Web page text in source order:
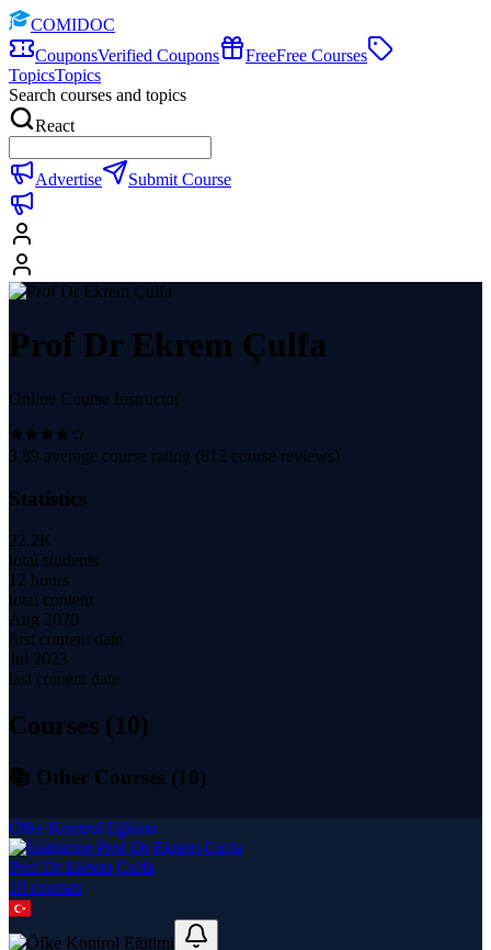
COMIDOC
CouponsVerified Coupons FreeFree Courses
TopicsTopics
Search courses and topics
React
Advertise Submit Course
Prof Dr Ekrem Çulfa
Online Course Instructor
3.89 average course rating (812 course reviews)
Statistics
22.2K
total students
12 hours
total content
Aug 2020
first content date
Jul 2023
last content date
Courses (10)
📚 Other Courses (10)
Öfke Kontrol Eğitimi
Prof Dr Ekrem Çulfa
10 courses